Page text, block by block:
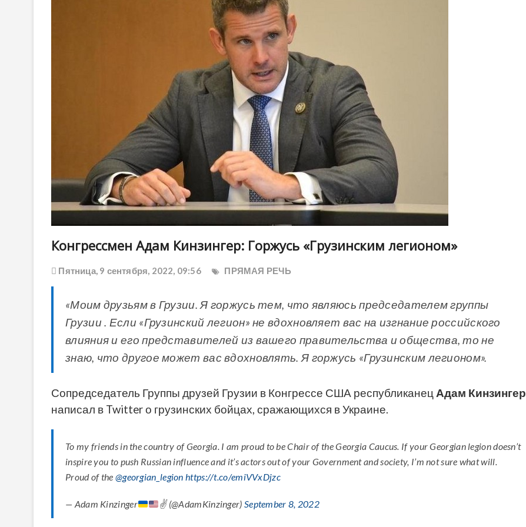
Конгрессмен Адам Кинзингер: Горжусь «Грузинским легионом»
Пятница, 9 сентября, 2022, 09:56 ПРЯМАЯ РЕЧЬ
«Моим друзьям в Грузии. Я горжусь тем, что являюсь председателем группы
Грузии . Если «Грузинский легион» не вдохновляет вас на изгнание российского
влияния и его представителей из вашего правительства и общества, то не
знаю, что другое может вас вдохновлять. Я горжусь «Грузинским легионом».
Сопредседатель Группы друзей Грузии в Конгрессе США республиканец Адам Кинзингер
написал в Twitter о грузинских бойцах, сражающихся в Украине.
To my friends in the country of Georgia. I am proud to be Chair of the Georgia Caucus. If your Georgian legion doesn’t
inspire you to push Russian influence and it’s actors out of your Government and society, I’m not sure what will.
Proud of the @georgian_legion https://t.co/emiVVxDjzc
— Adam Kinzinger ✌(@AdamKinzinger) September 8, 2022